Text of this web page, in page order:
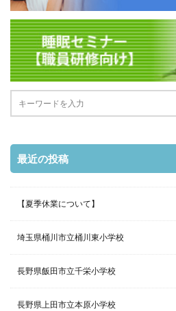
最近の投稿
【夏季休業について】
埼玉県桶川市立桶川東小学校
長野県飯田市立千栄小学校
長野県上田市立本原小学校